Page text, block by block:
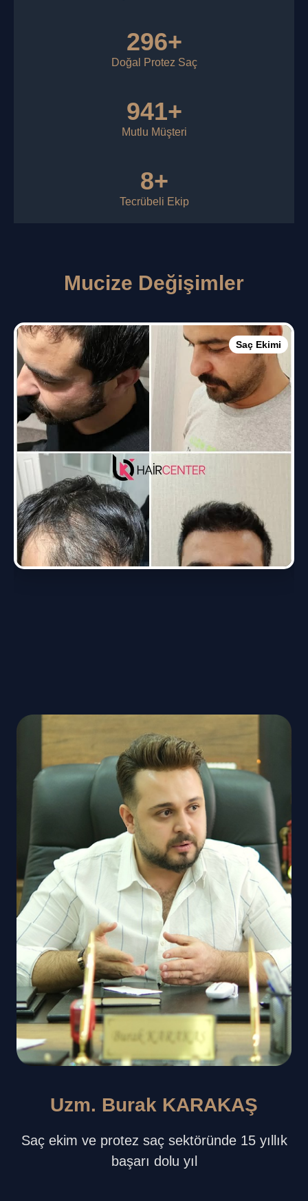
296+
Doğal Protez Saç
941+
Mutlu Müşteri
8+
Tecrübeli Ekip
Mucize Değişimler
Saç Ekimi
Uzm. Burak KARAKAŞ
Saç ekim ve protez saç sektöründe 15 yıllık
başarı dolu yıl